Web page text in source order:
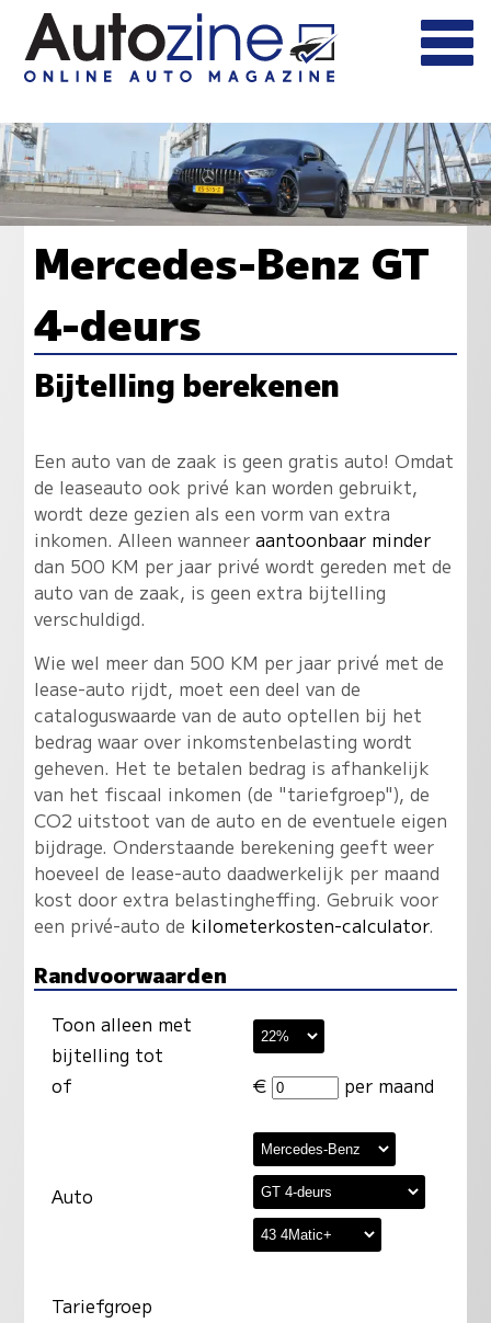
Mercedes-Benz GT
4-deurs
Bijtelling berekenen
Een auto van de zaak is geen gratis auto! Omdat
de leaseauto ook privé kan worden gebruikt,
wordt deze gezien als een vorm van extra
inkomen. Alleen wanneer aantoonbaar minder
dan 500 KM per jaar privé wordt gereden met de
auto van de zaak, is geen extra bijtelling
verschuldigd.
Wie wel meer dan 500 KM per jaar privé met de
lease-auto rijdt, moet een deel van de
cataloguswaarde van de auto optellen bij het
bedrag waar over inkomstenbelasting wordt
geheven. Het te betalen bedrag is afhankelijk
van het fiscaal inkomen (de "tariefgroep"), de
CO2 uitstoot van de auto en de eventuele eigen
bijdrage. Onderstaande berekening geeft weer
hoeveel de lease-auto daadwerkelijk per maand
kost door extra belastingheffing. Gebruik voor
een privé-auto de kilometerkosten-calculator.
Randvoorwaarden
Toon alleen met
bijtelling tot
of
€ per maand
Auto
Tariefgroep